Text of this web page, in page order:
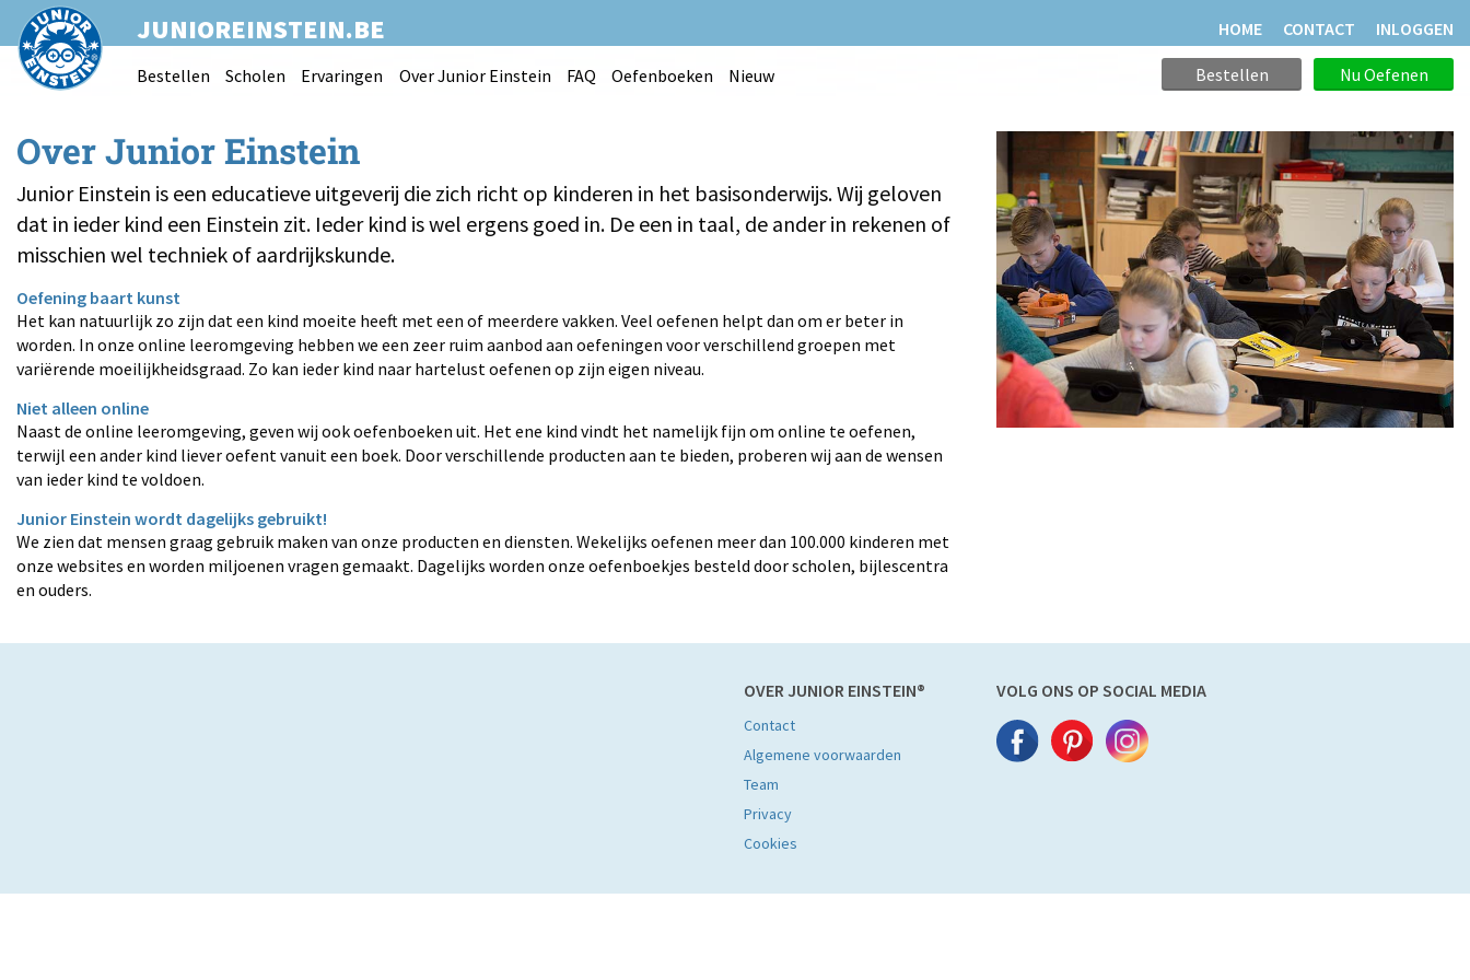
JUNIOREINSTEIN.BE HOME CONTACT INLOGGEN
Bestellen Scholen Ervaringen Over Junior Einstein FAQ Oefenboeken Nieuw Bestellen Nu Oefenen
Over Junior Einstein
Junior Einstein is een educatieve uitgeverij die zich richt op kinderen in het basisonderwijs. Wij geloven
dat in ieder kind een Einstein zit. Ieder kind is wel ergens goed in. De een in taal, de ander in rekenen of
misschien wel techniek of aardrijkskunde.
Oefening baart kunst
Het kan natuurlijk zo zijn dat een kind moeite heeft met een of meerdere vakken. Veel oefenen helpt dan om er beter in
worden. In onze online leeromgeving hebben we een zeer ruim aanbod aan oefeningen voor verschillend groepen met
variërende moeilijkheidsgraad. Zo kan ieder kind naar hartelust oefenen op zijn eigen niveau.
Niet alleen online
Naast de online leeromgeving, geven wij ook oefenboeken uit. Het ene kind vindt het namelijk fijn om online te oefenen,
terwijl een ander kind liever oefent vanuit een boek. Door verschillende producten aan te bieden, proberen wij aan de wensen
van ieder kind te voldoen.
Junior Einstein wordt dagelijks gebruikt!
We zien dat mensen graag gebruik maken van onze producten en diensten. Wekelijks oefenen meer dan 100.000 kinderen met
onze websites en worden miljoenen vragen gemaakt. Dagelijks worden onze oefenboekjes besteld door scholen, bijlescentra
en ouders.
OVER JUNIOR EINSTEIN®
Contact
Algemene voorwaarden
Team
Privacy
Cookies
VOLG ONS OP SOCIAL MEDIA